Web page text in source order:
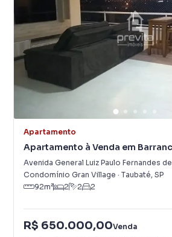
Apartamento
Apartamento à Venda em
Avenida General Luiz Paulo Fernandes
Condomínio Gran Village · Taubaté, SP
92m² 2 2 2
R$ 650.000,00Venda